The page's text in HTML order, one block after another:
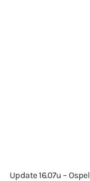
Update 16.07u –